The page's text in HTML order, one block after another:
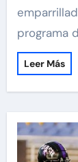
programa
Leer Más